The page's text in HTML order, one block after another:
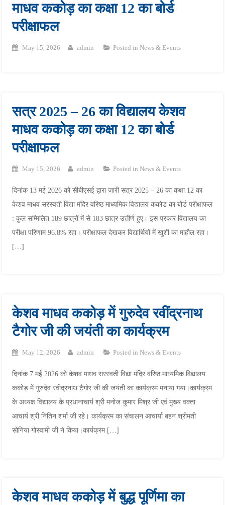
माधव ककोड़ का कक्षा 12 का बोर्ड
परीक्षाफल
May 15, 2026 admin Posted in News & Events
सत्र 2025 – 26 का विद्यालय केशव
माधव ककोड़ का कक्षा 12 का बोर्ड
परीक्षाफल
May 15, 2026 admin Posted in News & Events
दिनांक 13 मई 2026 को सीबीएसई द्वारा जारी सत्र 2025 – 26 का कक्षा 12 का
केशव माधव सरस्वती विद्या मंदिर वरिष्ठ माध्यमिक विद्यालय ककोड का बोर्ड परीक्षाफल
: कुल सम्मिलित 189 छात्रों में से 183 छात्र उत्तीर्ण हुए। इस प्रकार विद्यालय का
परीक्षा परिणाम 96.8% रहा। परीक्षाफल देखकर विद्यार्थियों में खुशी का माहौल रहा।
[…]
केशव माधव ककोड़ में गुरुदेव रवींद्रनाथ
टैगोर जी की जयंती का कार्यक्रम
May 12, 2026 admin Posted in News & Events
दिनांक 7 मई 2026 को केशव माधव सरस्वती विद्या मंदिर वरिष्ठ माध्यमिक विद्यालय
ककोड़ में गुरुदेव रवींद्रनाथ टैगोर जी की जयंती का कार्यक्रम मनाया गया।कार्यक्रम
के अध्यक्ष विद्यालय के प्रधानाचार्य श्री मनोज कुमार मिश्र जी एवं मुख्य वक्ता
आचार्य श्री नितिन शर्मा जी रहे। कार्यक्रम का संचालन आचार्या बहन श्रीमती
सोनिया गोस्वामी जी ने किया।कार्यक्रम […]
केशव माधव ककोड़ में बुद्ध पूर्णिमा का